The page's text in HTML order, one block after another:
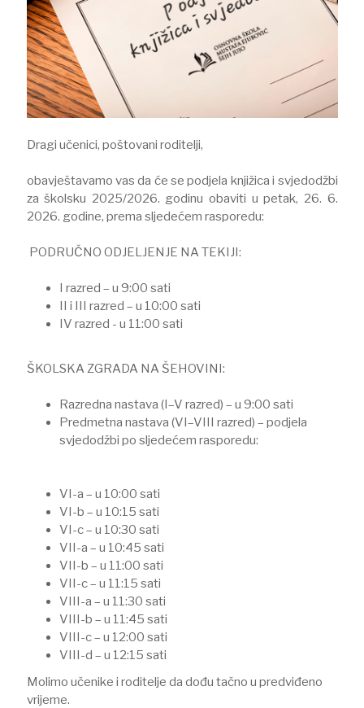
Dragi učenici, poštovani roditelji,
obavještavamo vas da će se podjela knjižica i svjedodžbi
za školsku 2025/2026. godinu obaviti u petak, 26. 6.
2026. godine, prema sljedećem rasporedu:
PODRUČNO ODJELJENJE NA TEKIJI:
I razred – u 9:00 sati
II i III razred – u 10:00 sati
IV razred - u 11:00 sati
ŠKOLSKA ZGRADA NA ŠEHOVINI:
Razredna nastava (I–V razred) – u 9:00 sati
Predmetna nastava (VI–VIII razred) – podjela
svjedodžbi po sljedećem rasporedu:
VI-a – u 10:00 sati
VI-b – u 10:15 sati
VI-c – u 10:30 sati
VII-a – u 10:45 sati
VII-b – u 11:00 sati
VII-c – u 11:15 sati
VIII-a – u 11:30 sati
VIII-b – u 11:45 sati
VIII-c – u 12:00 sati
VIII-d – u 12:15 sati
Molimo učenike i roditelje da dođu tačno u predviđeno
vrijeme.